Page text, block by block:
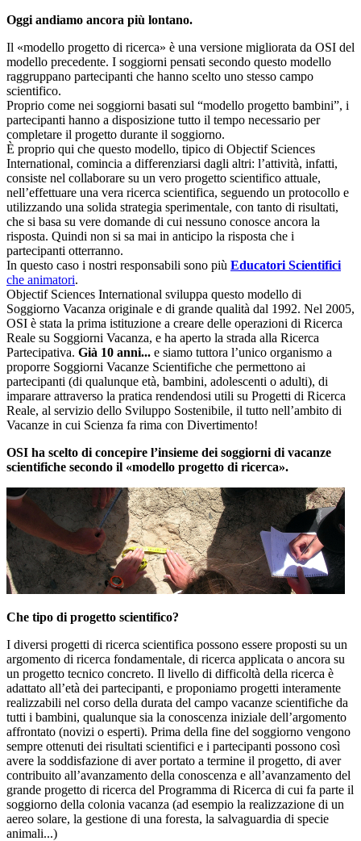
Oggi andiamo ancora più lontano.
Il «modello progetto di ricerca» è una versione migliorata da OSI del
modello precedente. I soggiorni pensati secondo questo modello
raggruppano partecipanti che hanno scelto uno stesso campo
scientifico.
Proprio come nei soggiorni basati sul “modello progetto bambini”, i
partecipanti hanno a disposizione tutto il tempo necessario per
completare il progetto durante il soggiorno.
È proprio qui che questo modello, tipico di Objectif Sciences
International, comincia a differenziarsi dagli altri: l’attività, infatti,
consiste nel collaborare su un vero progetto scientifico attuale,
nell’effettuare una vera ricerca scientifica, seguendo un protocollo e
utilizzando una solida strategia sperimentale, con tanto di risultati,
che si basa su vere domande di cui nessuno conosce ancora la
risposta. Quindi non si sa mai in anticipo la risposta che i
partecipanti otterranno.
In questo caso i nostri responsabili sono più Educatori Scientifici
che animatori.
Objectif Sciences International sviluppa questo modello di
Soggiorno Vacanza originale e di grande qualità dal 1992. Nel 2005,
OSI è stata la prima istituzione a creare delle operazioni di Ricerca
Reale su Soggiorni Vacanza, e ha aperto la strada alla Ricerca
Partecipativa. Già 10 anni... e siamo tuttora l’unico organismo a
proporre Soggiorni Vacanze Scientifiche che permettono ai
partecipanti (di qualunque età, bambini, adolescenti o adulti), di
imparare attraverso la pratica rendendosi utili su Progetti di Ricerca
Reale, al servizio dello Sviluppo Sostenibile, il tutto nell’ambito di
Vacanze in cui Scienza fa rima con Divertimento!
OSI ha scelto di concepire l’insieme dei soggiorni di vacanze
scientifiche secondo il «modello progetto di ricerca».
Che tipo di progetto scientifico?
I diversi progetti di ricerca scientifica possono essere proposti su un
argomento di ricerca fondamentale, di ricerca applicata o ancora su
un progetto tecnico concreto. Il livello di difficoltà della ricerca è
adattato all’età dei partecipanti, e proponiamo progetti interamente
realizzabili nel corso della durata del campo vacanze scientifiche da
tutti i bambini, qualunque sia la conoscenza iniziale dell’argomento
affrontato (novizi o esperti). Prima della fine del soggiorno vengono
sempre ottenuti dei risultati scientifici e i partecipanti possono così
avere la soddisfazione di aver portato a termine il progetto, di aver
contribuito all’avanzamento della conoscenza e all’avanzamento del
grande progetto di ricerca del Programma di Ricerca di cui fa parte il
soggiorno della colonia vacanza (ad esempio la realizzazione di un
aereo solare, la gestione di una foresta, la salvaguardia di specie
animali...)